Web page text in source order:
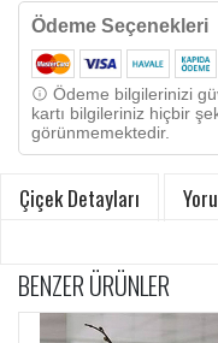
Ödeme Seçenekleri
Ödeme bilgilerinizi
kartı bilgileriniz hiçbir
görünmemektedir.
Çiçek Detayları
BENZER ÜRÜNLER